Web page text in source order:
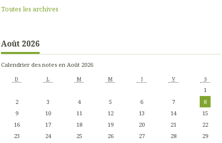
Toutes les archives
Août 2026
Calendrier des notes en Août 2026
D L M M J V S
1
2
3 4 5 6 7
8
9
10 11 12 13 14
15
16
17 18 19 20 21
22
23
24 25 26 27 28
29